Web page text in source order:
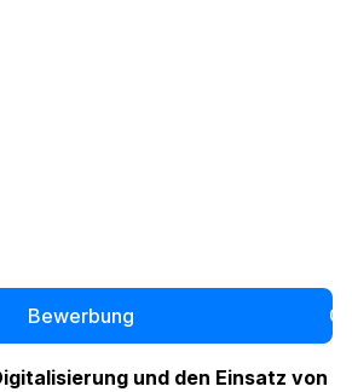
Bewerbung 0
und den Einsatz von